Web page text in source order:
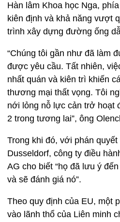
Hàn lâm Khoa học Nga,
kiên định và khả năng vượt
trình xây dựng đường ống
“Chúng tôi gần như đã làm
được yêu cầu. Tất nhiên,
nhất quán và kiên trì khiến
thương mại thất vọng. Tôi
nới lỏng nỗ lực cản trở hoạt
2 trong tương lai”, ông
Trong khi đó, với phán
Dusseldorf, công ty điều
AG cho biết “họ đã lưu ý
và sẽ đánh giá nó”.
Theo quy định của EU, một
vào lãnh thổ của Liên minh